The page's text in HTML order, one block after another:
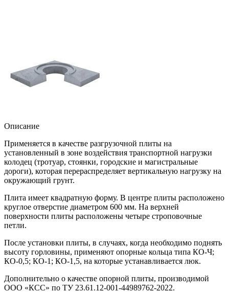
Описание
Применяется в качестве разгрузочной плиты на
установленный в зоне воздействия транспортной нагрузки
колодец (тротуар, стоянки, городские и магистральные
дороги), которая перераспределяет вертикальную нагрузку на
окружающий грунт.
Плита имеет квадратную форму. В центре плиты расположено
круглое отверстие диаметром 600 мм. На верхней
поверхности плиты расположены четыре строповочные
петли.
После установки плиты, в случаях, когда необходимо поднять
высоту горловины, применяют опорные кольца типа КО-Ч;
КО-0,5; КО-1; КО-1,5, на которые устанавливается люк.
Дополнительно о качестве опорной плиты, производимой
ООО «КСС» по ТУ 23.61.12-001-44989762-2022.